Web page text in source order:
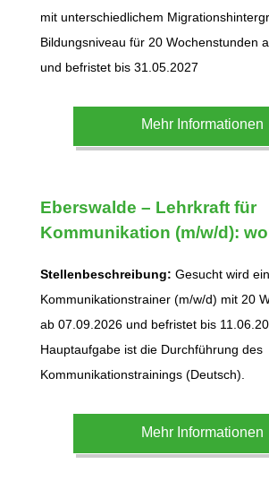
mit unterschiedlichem
Bildungsniveau für 20 Wochenstunden
und befristet bis 31.05.2027
Mehr Informationen
Eberswalde – Lehrkraft für
Kommunikation (m/w/d):
Stellenbeschreibung: Gesucht wird ein
Kommunikationstrainer (m/w/d) mit 20
ab 07.09.2026 und befristet bis
Hauptaufgabe ist die Durchführung des
Kommunikationstrainings (Deutsch).
Mehr Informationen